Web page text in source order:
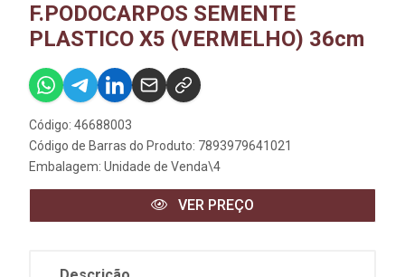
F.PODOCARPOS SEMENTE
PLASTICO X5 (VERMELHO) 36cm
Código: 46688003
Código de Barras do Produto: 7893979641021
Embalagem: Unidade de Venda\4
VER PREÇO